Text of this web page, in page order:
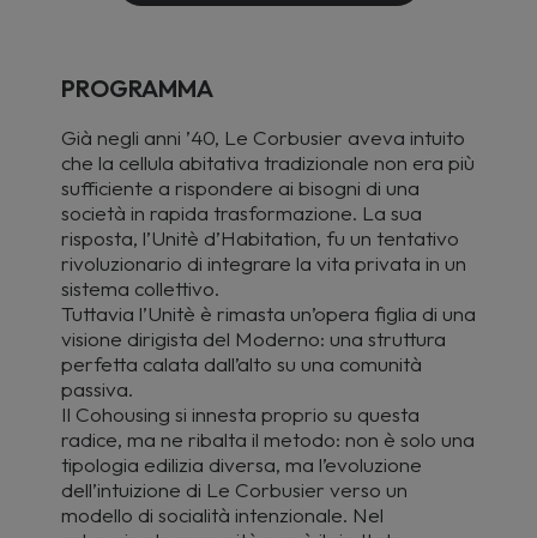
PROGRAMMA
Già negli anni ’40, Le Corbusier aveva intuito
che la cellula abitativa tradizionale non era più
sufficiente a rispondere ai bisogni di una
società in rapida trasformazione. La sua
risposta, l’Unitè d’Habitation, fu un tentativo
rivoluzionario di integrare la vita privata in un
sistema collettivo.
Tuttavia l’Unitè è rimasta un’opera figlia di una
visione dirigista del Moderno: una struttura
perfetta calata dall’alto su una comunità
passiva.
Il Cohousing si innesta proprio su questa
radice, ma ne ribalta il metodo: non è solo una
tipologia edilizia diversa, ma l’evoluzione
dell’intuizione di Le Corbusier verso un
modello di socialità intenzionale. Nel